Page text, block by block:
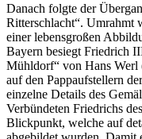
Danach folgte der
Ritterschlacht“. Umrahmt
einer lebensgroßen
Bayern besiegt Friedrich
Mühldorf“ von Hans Werl
auf den Pappaufstellern
einzelne Details des
Verbündeten Friedrichs
Blickpunkt, welche auf